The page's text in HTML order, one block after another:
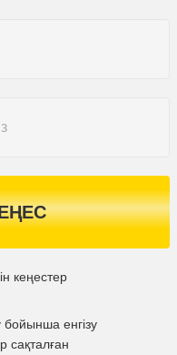
кеңестер
бойынша енгізу
сақталған